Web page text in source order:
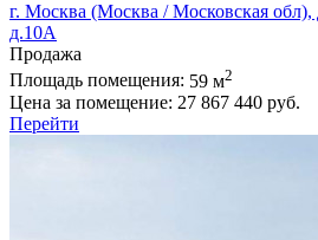
г. Москва (Москва / Московская обл),
д.10А
Продажа
Площадь помещения: 59 м2
Цена за помещение: 27 867 440 руб.
Перейти